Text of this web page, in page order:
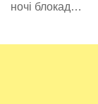
ночі блокад…